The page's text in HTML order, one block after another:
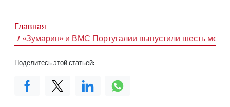
Главная
«Зумарин» и ВМС Португалии выпустили шесть
Поделитесь этой статьей: